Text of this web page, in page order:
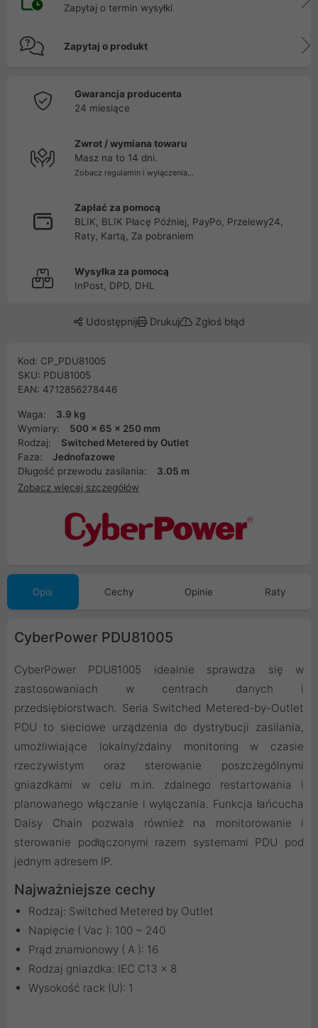
Zapytaj o termin wysyłki
Zapytaj o produkt
Gwarancja producenta
24 miesiące
Zwrot / wymiana towaru
Masz na to 14 dni.
Zobacz regulamin i wyłączenia...
Zapłać za pomocą
BLIK, BLIK Płacę Później, PayPo, Przelewy24,
Raty, Kartą, Za pobraniem
Wysyłka za pomocą
InPost, DPD, DHL
Udostępnij Drukuj Zgłoś błąd
Kod: CP_PDU81005
SKU: PDU81005
EAN: 4712856278446
Waga:
3.9 kg
Wymiary:
500 x 65 x 250 mm
Rodzaj:
Switched Metered by Outlet
Faza:
Jednofazowe
Długość przewodu zasilania:
3.05 m
Zobacz więcej szczegółów
Opis Cechy Opinie Raty
CyberPower PDU81005
CyberPower PDU81005 idealnie sprawdza się w
zastosowaniach w centrach danych i
przedsiębiorstwach. Seria Switched Metered-by-Outlet
PDU to sieciowe urządzenia do dystrybucji zasilania,
umożliwiające lokalny/zdalny monitoring w czasie
rzeczywistym oraz sterowanie poszczególnymi
gniazdkami w celu m.in. zdalnego restartowania i
planowanego włączanie i wyłączania. Funkcja łańcucha
Daisy Chain pozwala również na monitorowanie i
sterowanie podłączonymi razem systemami PDU pod
jednym adresem IP.
Najważniejsze cechy
Rodzaj: Switched Metered by Outlet
Napięcie ( Vac ): 100 ~ 240
Prąd znamionowy ( A ): 16
Rodzaj gniazdka: IEC C13 x 8
Wysokość rack (U): 1